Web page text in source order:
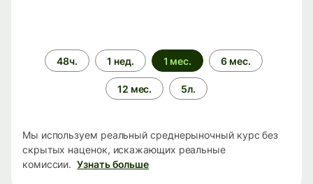
Период
времени
48ч. 1 нед. 1 мес. 6 мес.
12 мес. 5л.
Мы используем реальный среднерыночный курс без
скрытых наценок, искажающих реальные
комиссии. Узнать больше